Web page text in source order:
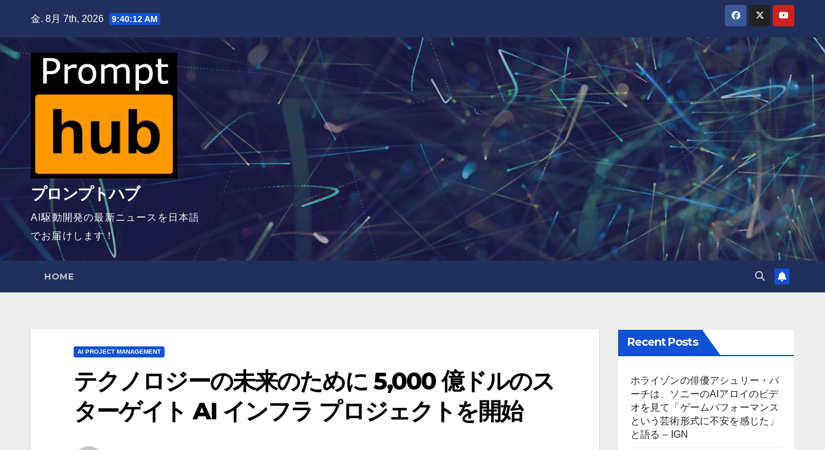
content
金. 8月 7th, 2026 9:40:13 AM
プロンプトハブ
AI駆動開発の最新ニュースを日本語
でお届けします！
HOME
AI PROJECT MANAGEMENT
テクノロジーの未来のために 5,000 億ドルのス
ターゲイト AI インフラ プロジェクトを開始
Recent Posts
ホライゾンの俳優アシュリー・バ
ーチは、ソニーのAIアロイのビデ
オを見て「ゲームパフォーマンス
という芸術形式に不安を感じた」
と語る – IGN